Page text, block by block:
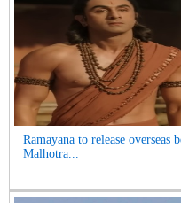
Ramayana to release
Malhotra...